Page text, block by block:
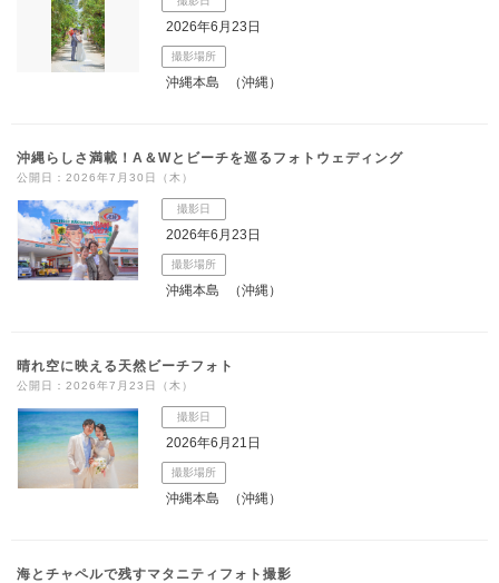
2026年6月23日
撮影場所
沖縄本島 （沖縄）
沖縄らしさ満載！A＆Wとビーチを巡るフォトウェディング
公開日：2026年7月30日（木）
撮影日
2026年6月23日
撮影場所
沖縄本島 （沖縄）
晴れ空に映える天然ビーチフォト
公開日：2026年7月23日（木）
撮影日
2026年6月21日
撮影場所
沖縄本島 （沖縄）
海とチャペルで残すマタニティフォト撮影